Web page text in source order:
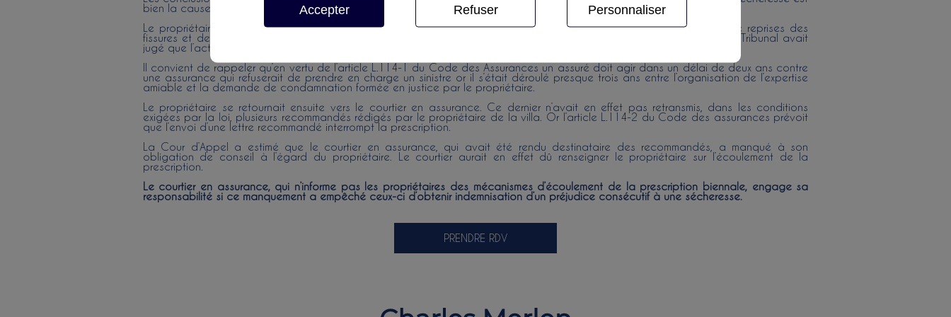
bien la cause déterminante du sinistre avec caractère direct, déterminant et inévitable.
Le propriétaire assignait alors la compagnie d’assurance et sollicitait sa condamnation au paiement de travaux de reprises des
fissures et de renforcement rendus nécessaires par la sécheresse. Néanmoins il était débouté de ses demandes. Le Tribunal avait
jugé que l’action intentée par le propriétaire de la villa n’était plus recevable.
Il convient de rappeler qu’en vertu de l’article L.114-1 du Code des Assurances un assuré doit agir dans un délai de deux ans contre
une assurance qui refuserait de prendre en charge un sinistre or il s’était déroulé presque trois ans entre l’organisation de l’expertise
amiable et la demande de condamnation formée en justice par le propriétaire.
Le propriétaire se retournait ensuite vers le courtier en assurance. Ce dernier n’avait en effet pas retransmis, dans les conditions
exigées par la loi, plusieurs recommandés rédigés par le propriétaire de la villa. Or l’article L.114-2 du Code des assurances prévoit
que l’envoi d’une lettre recommandé interrompt la prescription.
La Cour d’Appel a estimé que le courtier en assurance, qui avait été rendu destinataire des recommandés, a manqué à son
obligation de conseil à l’égard du propriétaire. Le courtier aurait en effet dû renseigner le propriétaire sur l’écoulement de la
prescription.
Le courtier en assurance, qui n’informe pas les propriétaires des mécanismes d’écoulement de la prescription biennale, engage sa
responsabilité si ce manquement a empêché ceux-ci d’obtenir indemnisation d’un préjudice consécutif à une sécheresse.
PRENDRE RDV
Accepter Refuser Personnaliser